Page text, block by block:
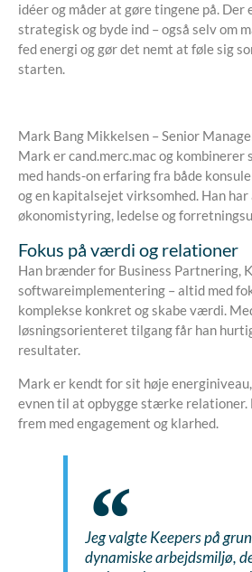
idéer og måder at gøre tingene på.
strategisk og byde ind – også selv om
fed energi og gør det nemt at føle sig
starten.
Mark Bang Mikkelsen – Senior
Mark er cand.merc.mac og
med hands-on erfaring fra både
og en kapitalsejet virksomhed. Han
økonomistyring, ledelse og
Fokus på værdi og relationer
Han brænder for Business Partnering,
softwareimplementering – altid med
komplekse konkret og skabe værdi.
løsningsorienteret tilgang får han
resultater.
Mark er kendt for sit høje
evnen til at opbygge stærke
frem med engagement og klarhed.
Jeg valgte Keepers på
dynamiske arbejdsmiljø,